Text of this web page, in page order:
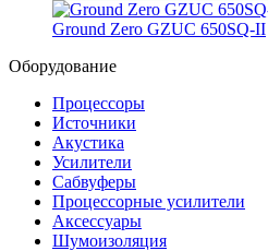
Ground Zero GZUC 650SQ-II
Оборудование
Процессоры
Источники
Акустика
Усилители
Сабвуферы
Процессорные усилители
Аксессуары
Шумоизоляция